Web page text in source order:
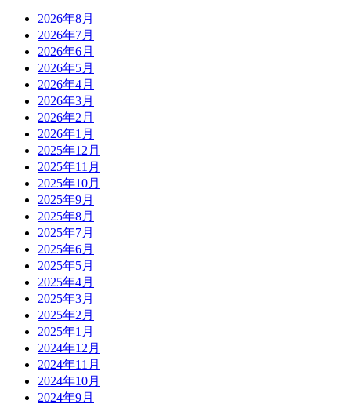
2026年8月
2026年7月
2026年6月
2026年5月
2026年4月
2026年3月
2026年2月
2026年1月
2025年12月
2025年11月
2025年10月
2025年9月
2025年8月
2025年7月
2025年6月
2025年5月
2025年4月
2025年3月
2025年2月
2025年1月
2024年12月
2024年11月
2024年10月
2024年9月